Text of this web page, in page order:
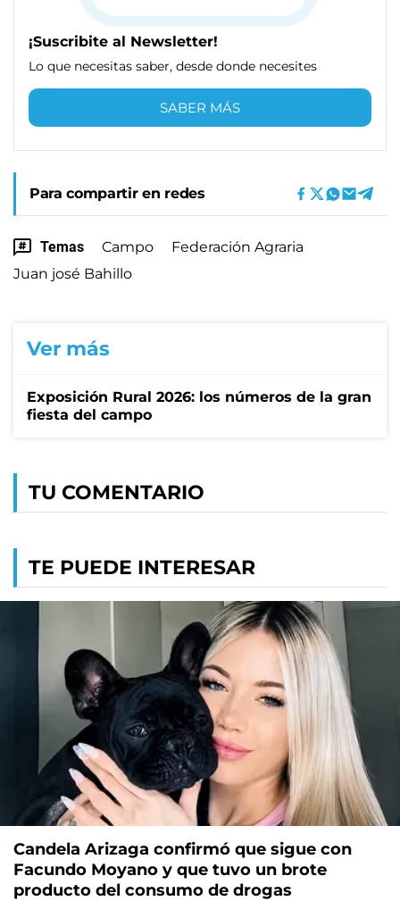
¡Suscribite al Newsletter!
Lo que necesitas saber, desde donde necesites
SABER MÁS
Para compartir en redes
Temas Campo
Federación Agraria
Juan josé Bahillo
Ver más
Exposición Rural 2026: los números de la gran
fiesta del campo
TU COMENTARIO
TE PUEDE INTERESAR
Candela Arizaga confirmó que sigue con
Facundo Moyano y que tuvo un brote
producto del consumo de drogas